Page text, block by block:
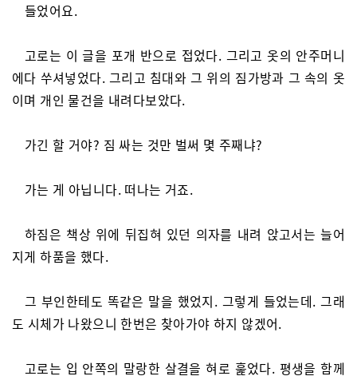
들었어요.
고로는 이 글을 포개 반으로 접었다. 그리고 옷의 안주머니
에다 쑤셔넣었다. 그리고 침대와 그 위의 짐가방과 그 속의 옷
이며 개인 물건을 내려다보았다.
가긴 할 거야? 짐 싸는 것만 벌써 몇 주째냐?
가는 게 아닙니다. 떠나는 거죠.
하짐은 책상 위에 뒤집혀 있던 의자를 내려 앉고서는 늘어
지게 하품을 했다.
그 부인한테도 똑같은 말을 했었지. 그렇게 들었는데. 그래
도 시체가 나왔으니 한번은 찾아가야 하지 않겠어.
고로는 입 안쪽의 말랑한 살결을 혀로 훑었다. 평생을 함께